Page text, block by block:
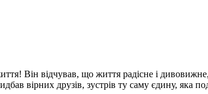
Він відчував, що життя радісне і
вірних друзів, зустрів ту саму єдину, яка